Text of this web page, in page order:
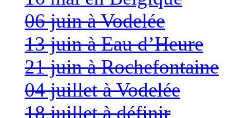
06 juin à Vodelée
13 juin à Eau d’Heure
21 juin à Rochefontaine
04 juillet à Vodelée
18 juillet à définir